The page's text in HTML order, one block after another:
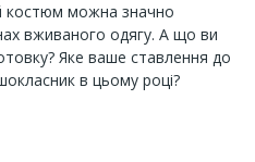
костюм можна значно
вживаного одягу. А що ви
Яке ваше ставлення до
в цьому році?